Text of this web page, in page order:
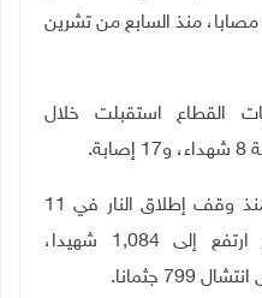
إلى 73,110 شهداء، و173,599 مصابا، منذ السابع من تشرين
القطاع استقبلت خلال
.
وأوضحت أن إجمالي الشهداء منذ وقف إطلاق النار في 11
تشرين الأول/ أكتوبر الماضي ارتفع إلى 1,084 شهيدا،
.